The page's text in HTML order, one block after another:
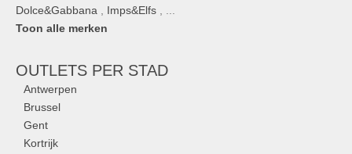
Dolce&Gabbana , Imps&Elfs , ...
Toon alle merken
OUTLETS PER STAD
Antwerpen
Brussel
Gent
Kortrijk